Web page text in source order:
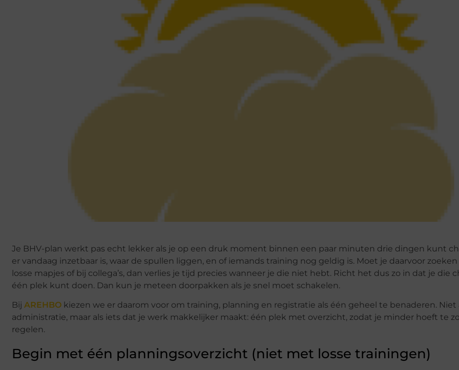
Je BHV-plan werkt pas echt lekker als je op een druk moment binnen een paar minuten drie dingen kunt
er vandaag inzetbaar is, waar de spullen liggen, en of iemands training nog geldig is. Moet je daarvoor
losse mapjes of bij collega’s, dan verlies je tijd precies wanneer je die niet hebt. Richt het dus zo in dat je die
één plek kunt doen. Dan kun je meteen doorpakken als je snel moet schakelen.
Bij AREHBO kiezen we er daarom voor om training, planning en registratie als één geheel te benaderen. Niet
administratie, maar als iets dat je werk makkelijker maakt: één plek met overzicht, zodat je minder hoeft te
regelen.
Begin met één planningsoverzicht (niet met losse trainingen)